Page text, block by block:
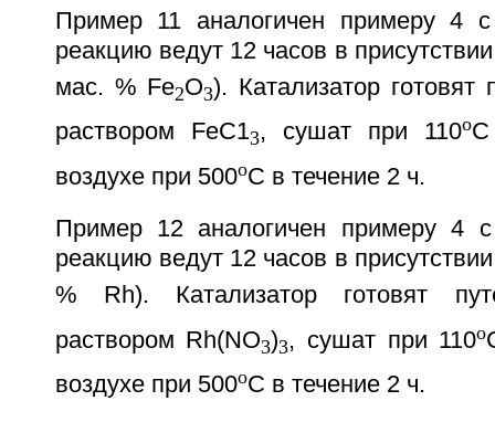
Пример 11 аналогичен примеру 4
реакцию ведут 12 часов в
маc. % Fe2O3). Катализатор готовят
раствором FеС13, сушат при 110oС
воздухе при 500oС в течение 2 ч.
Пример 12 аналогичен примеру 4
реакцию ведут 12 часов в
% Rh). Катализатор готовят
раствором Rh(NO3)3, сушат при 110o
воздухе при 500oС в течение 2 ч.